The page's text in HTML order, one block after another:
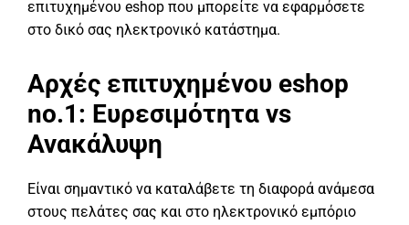
επιτυχημένου eshop που μπορείτε να εφαρμόσετε
στο δικό σας ηλεκτρονικό κατάστημα.
Αρχές επιτυχημένου eshop
no.1: Ευρεσιμότητα vs
Ανακάλυψη
Είναι σημαντικό να καταλάβετε τη διαφορά ανάμεσα
στους πελάτες σας και στο ηλεκτρονικό εμπόριο